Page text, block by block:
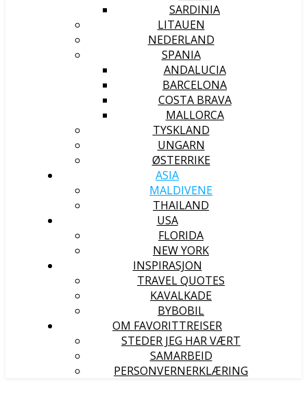
SARDINIA
LITAUEN
NEDERLAND
SPANIA
ANDALUCIA
BARCELONA
COSTA BRAVA
MALLORCA
TYSKLAND
UNGARN
ØSTERRIKE
ASIA
MALDIVENE
THAILAND
USA
FLORIDA
NEW YORK
INSPIRASJON
TRAVEL QUOTES
KAVALKADE
BYBOBIL
OM FAVORITTREISER
STEDER JEG HAR VÆRT
SAMARBEID
PERSONVERNERKLÆRING